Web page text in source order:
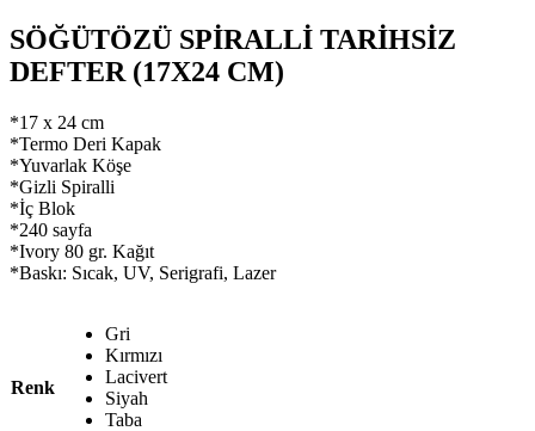
SÖĞÜTÖZÜ SPİRALLİ TARİHSİZ
DEFTER (17X24 CM)
*17 x 24 cm
*Termo Deri Kapak
*Yuvarlak Köşe
*Gizli Spiralli
*İç Blok
*240 sayfa
*Ivory 80 gr. Kağıt
*Baskı: Sıcak, UV, Serigrafi, Lazer
Renk
Gri
Kırmızı
Lacivert
Siyah
Taba